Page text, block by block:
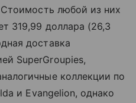
Стоимость любой из них
319,99 доллара (26,3
доставка
SuperGroupies,
коллекции по
и Evangelion, однако